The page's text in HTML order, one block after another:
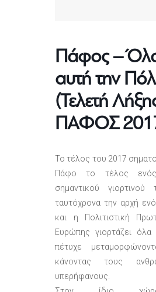
Πάφος –
αυτή την
(Τελετή
ΠΑΦΟΣ
Το τέλος του 2017
Πάφο το τέλος ενός
σημαντικού γιορτινού
ταυτόχρονα την αρχή
και η Πολιτιστική
Ευρώπης γιορτάζει
πέτυχε
κάνοντας τους
υπερήφανους.